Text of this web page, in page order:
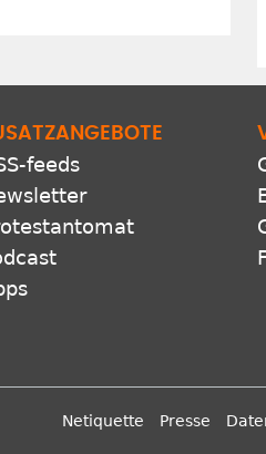
feeds
Netiquette Presse